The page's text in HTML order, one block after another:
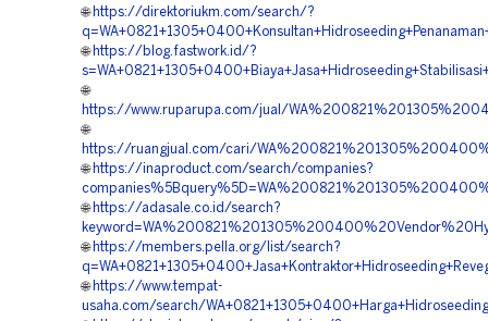
🌐 https://direktoriukm.com/search/?
🌐 https://blog.fastwork.id/?
🌐
https://www.ruparupa.com/jual/
🌐
https://ruangjual.com/cari/
🌐 https://inaproduct.com/search/companies?
🌐 https://adasale.co.id/search?
🌐 https://members.pella.org/list/search?
🌐 https://www.tempat-
usaha.com/search/